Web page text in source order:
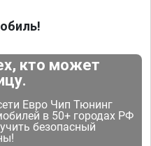
кто может
Евро Чип Тюнинг
в 50+ городах РФ
безопасный